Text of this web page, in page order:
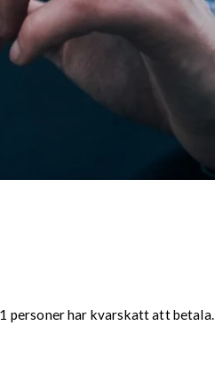
personer har kvarskatt att betala.